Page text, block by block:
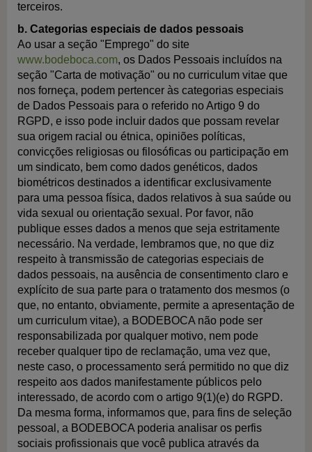
terceiros.
b. Categorias especiais de dados pessoais
Ao usar a seção "Emprego" do site
www.bodeboca.com, os Dados Pessoais incluídos na
seção "Carta de motivação" ou no curriculum vitae que
nos forneça, podem pertencer às categorias especiais
de Dados Pessoais para o referido no Artigo 9 do
RGPD, e isso pode incluir dados que possam revelar
sua origem racial ou étnica, opiniões políticas,
convicções religiosas ou filosóficas ou participação em
um sindicato, bem como dados genéticos, dados
biométricos destinados a identificar exclusivamente
para uma pessoa física, dados relativos à sua saúde ou
vida sexual ou orientação sexual. Por favor, não
publique esses dados a menos que seja estritamente
necessário. Na verdade, lembramos que, no que diz
respeito à transmissão de categorias especiais de
dados pessoais, na ausência de consentimento claro e
explícito de sua parte para o tratamento dos mesmos (o
que, no entanto, obviamente, permite a apresentação de
um curriculum vitae), a BODEBOCA não pode ser
responsabilizada por qualquer motivo, nem pode
receber qualquer tipo de reclamação, uma vez que,
neste caso, o processamento será permitido no que diz
respeito aos dados manifestamente públicos pelo
interessado, de acordo com o artigo 9(1)(e) do RGPD.
Da mesma forma, informamos que, para fins de seleção
pessoal, a BODEBOCA poderia analisar os perfis
sociais profissionais que você publica através da